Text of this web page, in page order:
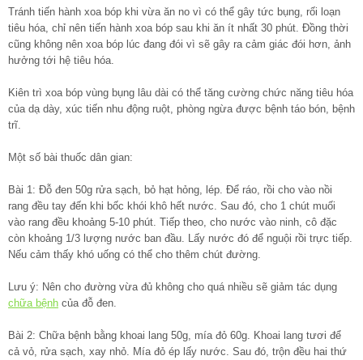
Tránh tiến hành xoa bóp khi vừa ăn no vì có thể gây tức bụng, rối loạn
tiêu hóa, chỉ nên tiến hành xoa bóp sau khi ăn ít nhất 30 phút. Đồng thời
cũng không nên xoa bóp lúc đang đói vì sẽ gây ra cảm giác đói hơn, ảnh
hưởng tới hệ tiêu hóa.
Kiên trì xoa bóp vùng bụng lâu dài có thể tăng cường chức năng tiêu hóa
của dạ dày, xúc tiến nhu động ruột, phòng ngừa được bệnh táo bón, bệnh
trĩ.
Một số bài thuốc dân gian:
Bài 1: Đỗ đen 50g rửa sạch, bỏ hạt hỏng, lép. Để ráo, rồi cho vào nồi
rang đều tay đến khi bốc khói khô hết nước. Sau đó, cho 1 chút muối
vào rang đều khoảng 5-10 phút. Tiếp theo, cho nước vào ninh, cô đặc
còn khoảng 1/3 lượng nước ban đầu. Lấy nước đó để nguội rồi trực tiếp.
Nếu cảm thấy khó uống có thể cho thêm chút đường.
Lưu ý: Nên cho đường vừa đủ không cho quá nhiều sẽ giảm tác dụng
chữa bệnh của đỗ đen.
Bài 2: Chữa bệnh bằng khoai lang 50g, mía đỏ 60g. Khoai lang tươi để
cả vỏ, rửa sạch, xay nhỏ. Mía đỏ ép lấy nước. Sau đó, trộn đều hai thứ